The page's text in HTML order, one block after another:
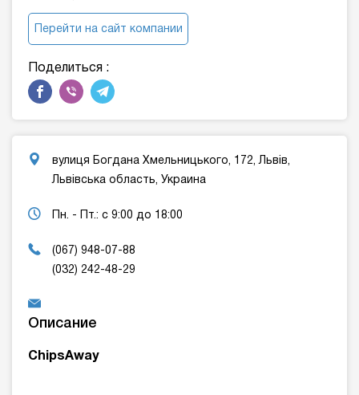
Перейти на сайт компании
Поделиться :
вулиця Богдана Хмельницького, 172, Львів,
Львівська область, Украина
Пн. - Пт.: с 9:00 до 18:00
(067) 948-07-88
(032) 242-48-29
Описание
ChipsAway